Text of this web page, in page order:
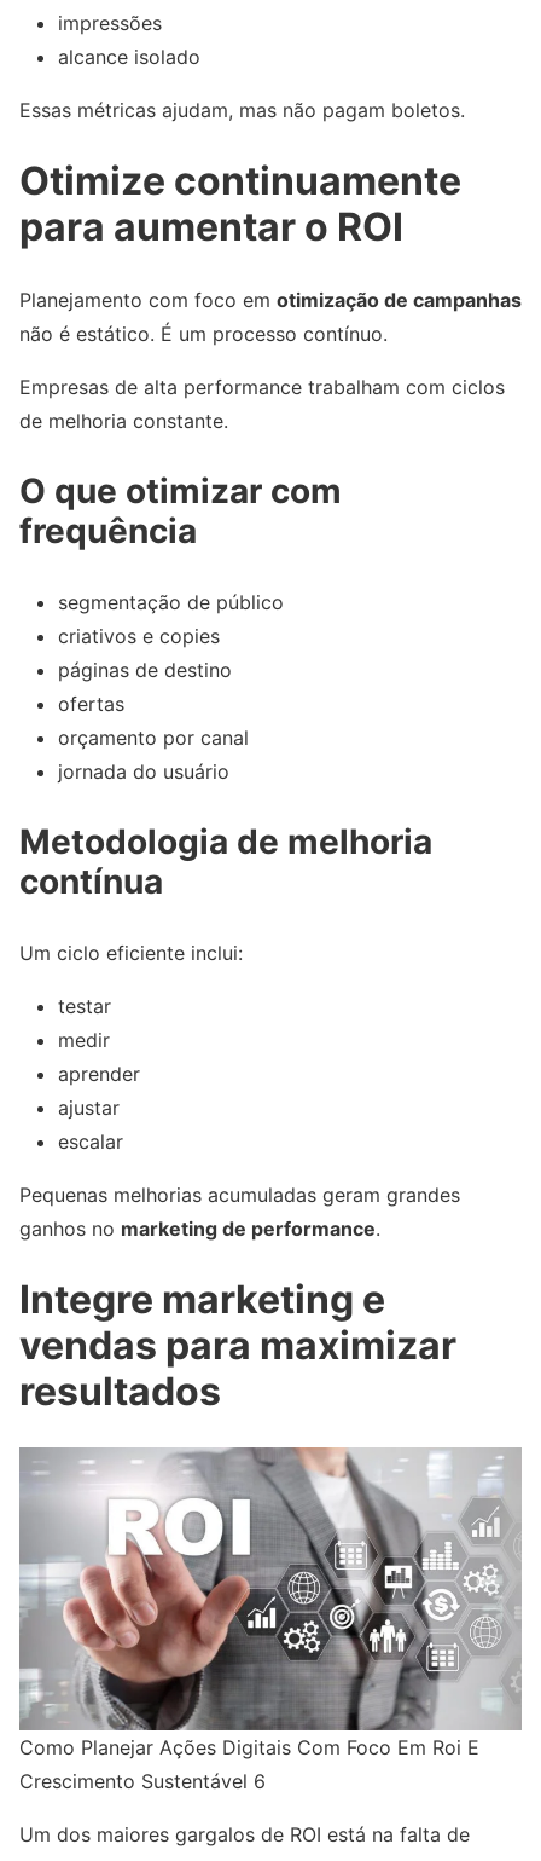
impressões
alcance isolado
Essas métricas ajudam, mas não pagam boletos.
Otimize continuamente
para aumentar o ROI
Planejamento com foco em otimização de campanhas
não é estático. É um processo contínuo.
Empresas de alta performance trabalham com ciclos
de melhoria constante.
O que otimizar com
frequência
segmentação de público
criativos e copies
páginas de destino
ofertas
orçamento por canal
jornada do usuário
Metodologia de melhoria
contínua
Um ciclo eficiente inclui:
testar
medir
aprender
ajustar
escalar
Pequenas melhorias acumuladas geram grandes
ganhos no marketing de performance.
Integre marketing e
vendas para maximizar
resultados
Como Planejar Ações Digitais Com Foco Em Roi E
Crescimento Sustentável 6
Um dos maiores gargalos de ROI está na falta de